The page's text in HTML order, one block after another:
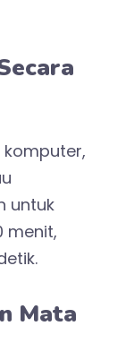
untuk
menit,
Mata